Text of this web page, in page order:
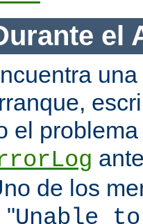
el
el
de los
"Unable